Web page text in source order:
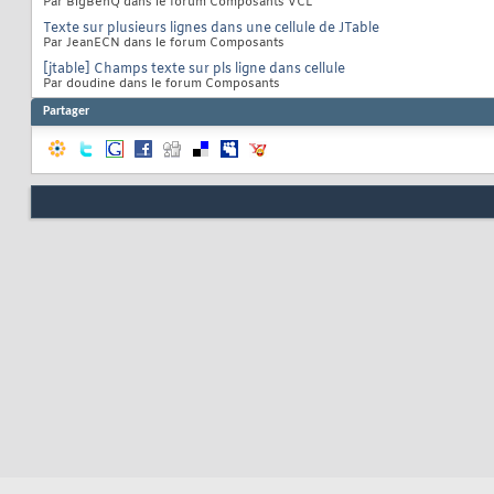
Texte sur plusieurs lignes dans une cellule de JTable
Par JeanECN dans le forum Composants
[jtable] Champs texte sur pls ligne dans cellule
Par doudine dans le forum Composants
Partager